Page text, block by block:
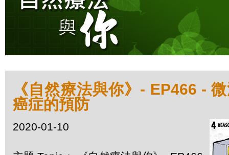
《自然療法與你》- EP466 -
癌症的預防
2020-01-10